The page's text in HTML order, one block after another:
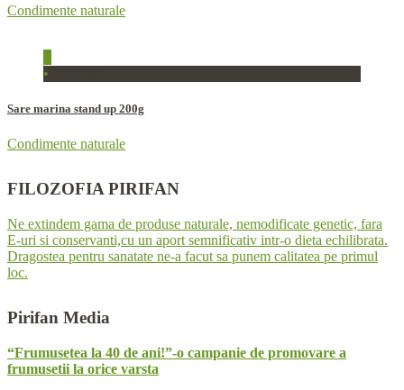
Condimente naturale
•
Sare marina stand up 200g
Condimente naturale
FILOZOFIAPIRIFAN
Ne extindem gama de produse naturale, nemodificate genetic, fara
E-uri si conservanti,cu un aport semnificativ intr-o dieta echilibrata.
Dragostea pentru sanatate ne-a facut sa punem calitatea pe primul
loc.
Pirifan Media
“Frumusetea la 40 de ani!”-o campanie de promovare a
frumusetii la orice varsta